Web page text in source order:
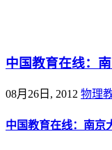
中国教育在线：
08月26日, 2012 物理
中国教育在线：南京